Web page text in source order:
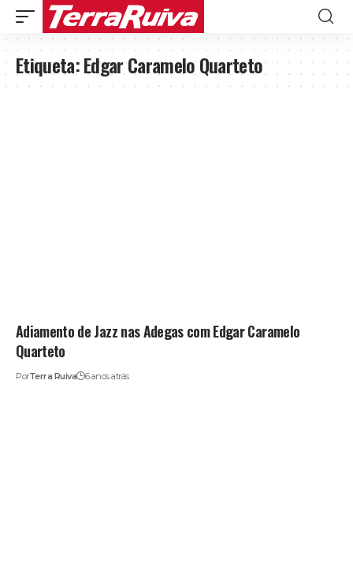
Etiqueta:Edgar Caramelo Quarteto
Adiamento de Jazz nas Adegas com Edgar Caramelo
Quarteto
PorTerra Ruiva 6 anos atrás